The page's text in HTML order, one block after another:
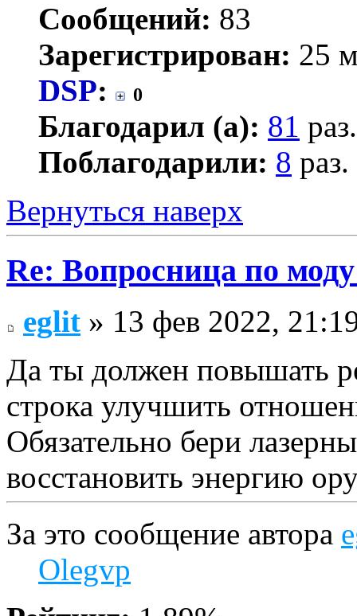
Сообщений: 83
Зарегистрирован: 25
DSP: 0
Благодарил (а): 81 раз.
Поблагодарили: 8 раз.
Вернуться наверх
Re: Вопросница по
eglit » 13 фев 2022,
Да ты должен повышать
строка улучшить
Обязательно бери
восстановить энергию
За это сообщение автора
Olegvp